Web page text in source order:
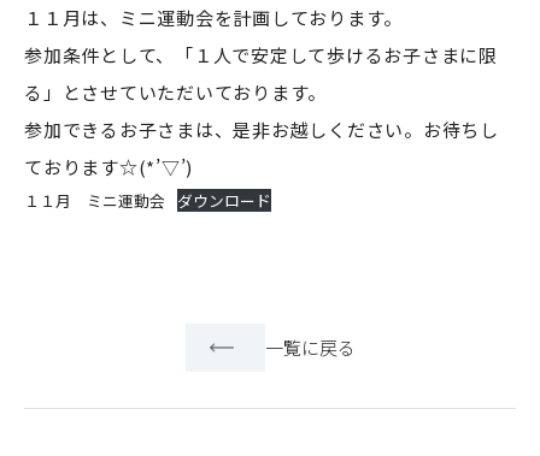
１１月は、ミニ運動会を計画しております。
参加条件として、「１人で安定して歩けるお子さまに限
る」とさせていただいております。
参加できるお子さまは、是非お越しください。お待ちし
ております☆(*’▽’)
１１月 ミニ運動会 ダウンロード
一覧に戻る